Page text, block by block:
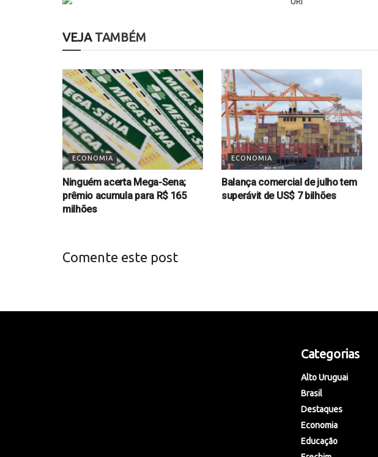
VEJATAMBÉM
ECONOMIA
Ninguém acerta Mega-Sena;
prêmio acumula para R$ 165
milhões
ECONOMIA
Balança comercial de julho tem
superávit de US$ 7 bilhões
Comente este post
Categorias
Alto Uruguai
Brasil
Destaques
Economia
Educação